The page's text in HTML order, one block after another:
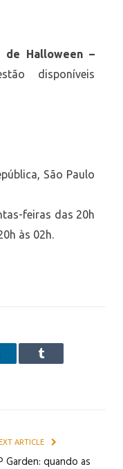
de Halloween –
disponíveis
São Paulo
feiras das 20h
às 02h.
Tumblr
ARTICLE
Garden: quando as